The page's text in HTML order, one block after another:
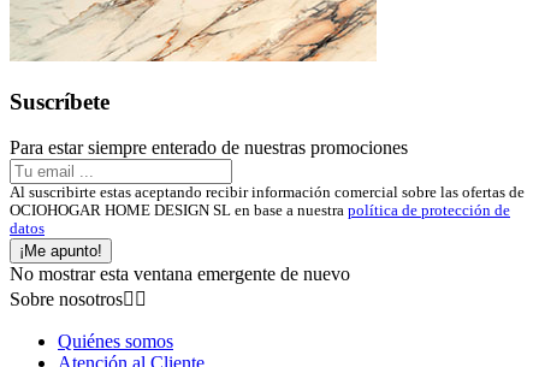
Suscríbete
Para estar siempre enterado de nuestras promociones
Al suscribirte estas aceptando recibir información comercial sobre las ofertas de
OCIOHOGAR HOME DESIGN SL en base a nuestra política de protección de
datos
¡Me apunto!
No mostrar esta ventana emergente de nuevo
Sobre nosotros 
Quiénes somos